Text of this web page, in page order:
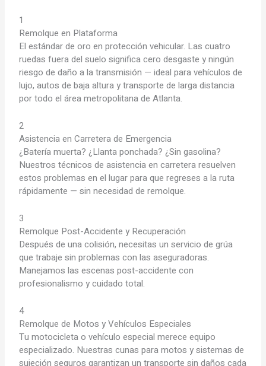
1
Remolque en Plataforma
El estándar de oro en protección vehicular. Las cuatro
ruedas fuera del suelo significa cero desgaste y ningún
riesgo de daño a la transmisión — ideal para vehículos de
lujo, autos de baja altura y transporte de larga distancia
por todo el área metropolitana de Atlanta.
2
Asistencia en Carretera de Emergencia
¿Batería muerta? ¿Llanta ponchada? ¿Sin gasolina?
Nuestros técnicos de asistencia en carretera resuelven
estos problemas en el lugar para que regreses a la ruta
rápidamente — sin necesidad de remolque.
3
Remolque Post-Accidente y Recuperación
Después de una colisión, necesitas un servicio de grúa
que trabaje sin problemas con las aseguradoras.
Manejamos las escenas post-accidente con
profesionalismo y cuidado total.
4
Remolque de Motos y Vehículos Especiales
Tu motocicleta o vehículo especial merece equipo
especializado. Nuestras cunas para motos y sistemas de
sujeción seguros garantizan un transporte sin daños cada